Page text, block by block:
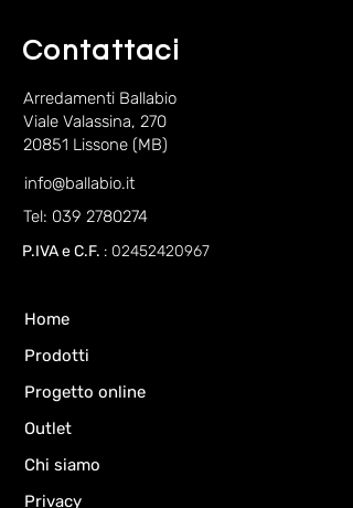
Contattaci
Arredamenti Ballabio
Viale Valassina, 270
20851 Lissone (MB)
info@ballabio.it
Tel: 039 2780274
P.IVA e C.F. : 02452420967
Home
Prodotti
Progetto online
Outlet
Chi siamo
Privacy